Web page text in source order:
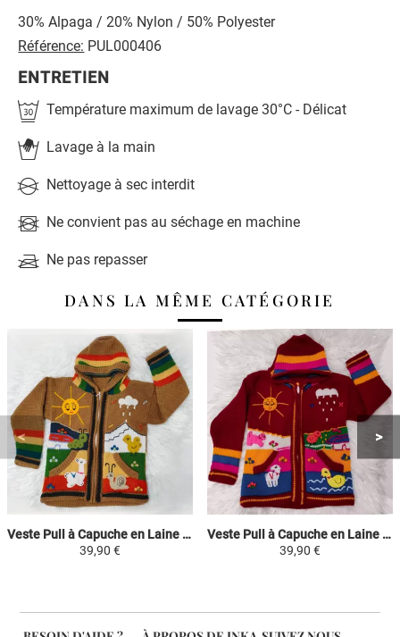
30% Alpaga / 20% Nylon / 50% Polyester
Référence: PUL000406
ENTRETIEN
Température maximum de lavage 30°C - Délicat
Lavage à la main
Nettoyage à sec interdit
Ne convient pas au séchage en machine
Ne pas repasser
DANS LA MÊME CATÉGORIE
Veste Pull à Capuche en Laine Péruvienne Enfants - Camel / Coloré - Apillera traditionnelle Tissée et Brodée à la main
39,90 €
Veste Pull à Capuche en Laine Péruvienne Enfants - Rouge / Coloré - Apillera traditionnelle Tissée et Brodée à la main
39,90 €